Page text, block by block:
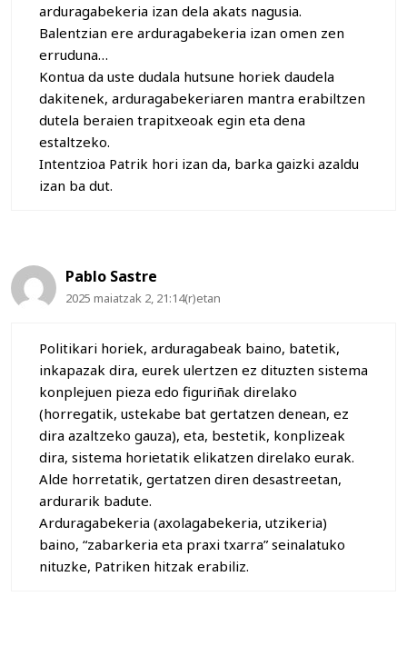
arduragabekeria izan dela akats nagusia.
Balentzian ere arduragabekeria izan omen zen
erruduna…
Kontua da uste dudala hutsune horiek daudela
dakitenek, arduragabekeriaren mantra erabiltzen
dutela beraien trapitxeoak egin eta dena
estaltzeko.
Intentzioa Patrik hori izan da, barka gaizki azaldu
izan ba dut.
Pablo Sastre
2025 maiatzak 2, 21:14(r)etan
Politikari horiek, arduragabeak baino, batetik,
inkapazak dira, eurek ulertzen ez dituzten sistema
konplejuen pieza edo figuriñak direlako
(horregatik, ustekabe bat gertatzen denean, ez
dira azaltzeko gauza), eta, bestetik, konplizeak
dira, sistema horietatik elikatzen direlako eurak.
Alde horretatik, gertatzen diren desastreetan,
ardurarik badute.
Arduragabekeria (axolagabekeria, utzikeria)
baino, “zabarkeria eta praxi txarra” seinalatuko
nituzke, Patriken hitzak erabiliz.